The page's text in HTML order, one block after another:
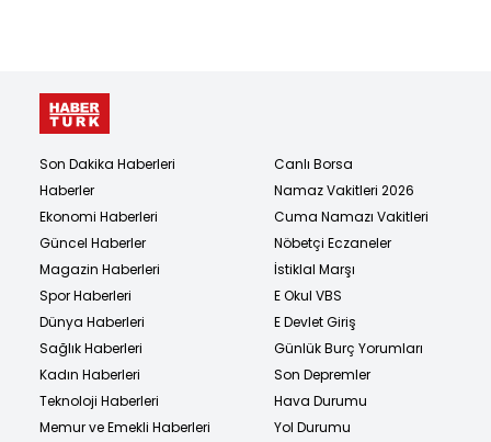
Son Dakika Haberleri
Haberler
Ekonomi Haberleri
Güncel Haberler
Magazin Haberleri
Spor Haberleri
Dünya Haberleri
Sağlık Haberleri
Kadın Haberleri
Teknoloji Haberleri
Memur ve Emekli Haberleri
Canlı Borsa
Namaz Vakitleri 2026
Cuma Namazı Vakitleri
Nöbetçi Eczaneler
İstiklal Marşı
E Okul VBS
E Devlet Giriş
Günlük Burç Yorumları
Son Depremler
Hava Durumu
Yol Durumu